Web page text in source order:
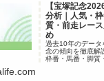
【宝塚記念
分析｜人気・
質・前走レー
め
過去10年のデータ
念の傾向を徹底解
枠番・馬番・脚質
テゴリ別に集計
にまとめ、攻略